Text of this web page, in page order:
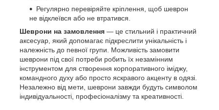
Регулярно перевіряйте кріплення, щоб шеврон
не відклеївся або не втратився.
Шеврони на замовлення — це стильний і практичний
аксесуар, який допомагає підкреслити унікальність і
належність до певної групи. Можливість замовити
шеврони під свої потреби робить їх незамінним
інструментом для створення корпоративного іміджу,
командного духу або просто яскравого акценту в одязі.
Незалежно від мети, шеврони завжди будуть символом
індивідуальності, професіоналізму та креативності.